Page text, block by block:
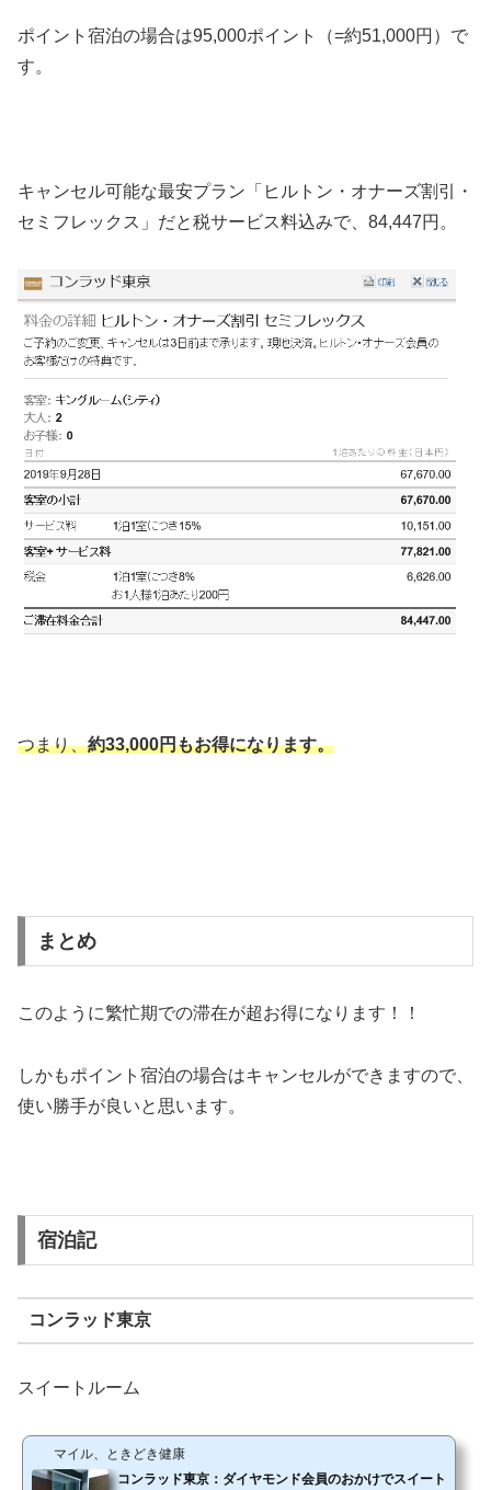
ポイント宿泊の場合は95,000ポイント（=約51,000円）で
す。
キャンセル可能な最安プラン「ヒルトン・オナーズ割引・
セミフレックス」だと税サービス料込みで、84,447円。
つまり、約33,000円もお得になります。
まとめ
このように繁忙期での滞在が超お得になります！！
しかもポイント宿泊の場合はキャンセルができますので、
使い勝手が良いと思います。
宿泊記
コンラッド東京
スイートルーム
マイル、ときどき健康
コンラッド東京：ダイヤモンド会員のおかけでスイート